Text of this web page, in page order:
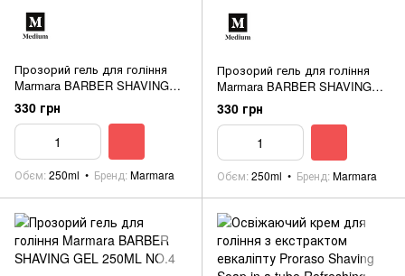
Прозорий гель для гоління
Marmara BARBER SHAVING
GEL 250 ML NO.2
330 грн
Обєм 250ml Бренд Marmara
Прозорий гель для гоління
Marmara BARBER SHAVING
GEL 250ML NO.3
330 грн
Обєм 250ml Бренд Marmara